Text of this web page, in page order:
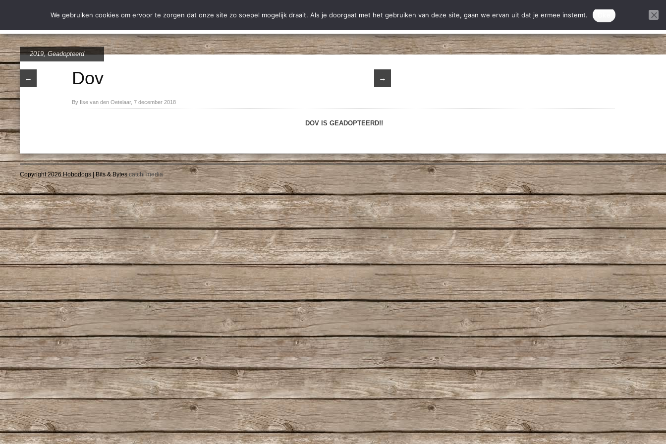
Wie zijn wij Over Stichting Hobodogs Ter adoptie Adoptie Nieuws Informatie Contact Donatie projecten DONEREN
← →
2019,Geadopteerd
Dov
By Ilse van den Oetelaar, 7 december 2018
DOV IS GEADOPTEERD!!
Copyright 2026 Hobodogs | Bits & Bytescatchi media
We gebruiken cookies om ervoor te zorgen dat onze site zo soepel mogelijk draait. Als je doorgaat met het gebruiken van deze site, gaan we ervan uit dat je ermee instemt.